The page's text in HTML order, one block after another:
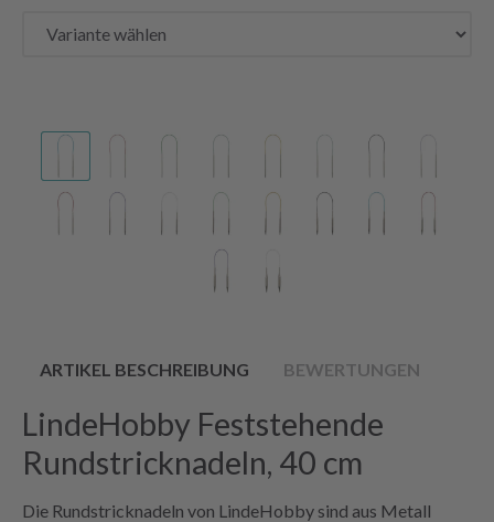
ARTIKEL BESCHREIBUNG BEWERTUNGEN
LindeHobby Feststehende
Rundstricknadeln, 40 cm
Die Rundstricknadeln von LindeHobby sind aus Metall